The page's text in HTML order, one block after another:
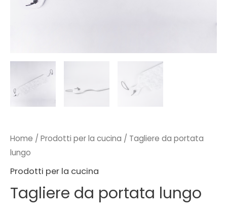
Home / Prodotti per la cucina / Tagliere da portata
lungo
Prodotti per la cucina
Tagliere da portata lungo